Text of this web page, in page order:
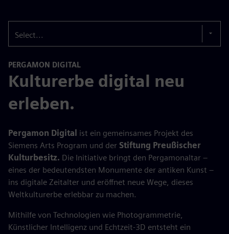
Select...
PERGAMON DIGITAL
Kulturerbe digital neu
erleben.
Pergamon Digital ist ein gemeinsames Projekt des
Siemens Arts Program und der Stiftung Preußischer
Kulturbesitz. Die Initiative bringt den Pergamonaltar –
eines der bedeutendsten Monumente der antiken Kunst –
ins digitale Zeitalter und eröffnet neue Wege, dieses
Weltkulturerbe erlebbar zu machen.
Mithilfe von Technologien wie Photogrammetrie,
Künstlicher Intelligenz und Echtzeit-3D entsteht ein